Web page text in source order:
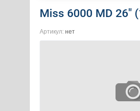
Miss 6000 MD 26"
Артикул: нет